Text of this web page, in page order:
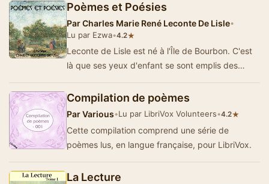
Poèmes et Poésies
ParCharles Marie René Leconte De Lisle•
Lu par Ezwa•4.2★
Leconte de Lisle est né à l'Île de Bourbon. C'est
là que ses yeux d'enfant se sont emplis des
Compilation de poèmes
ParVarious•Lu par LibriVox Volunteers•4.2★
Cette compilation comprend une série de
poèmes lus, en langue française, pour LibriVox.
La Lecture